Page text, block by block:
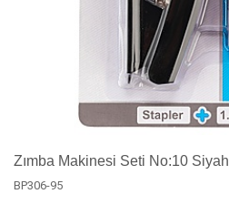
Zımba Makinesi Seti No:10 Siyah
BP306-95